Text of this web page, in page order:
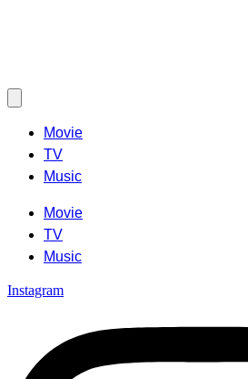
Movie
TV
Music
Movie
TV
Music
Instagram